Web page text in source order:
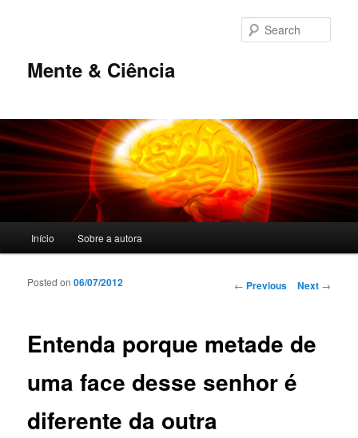
Mente & Ciência
Skip to primary content
Skip to secondary content
Início Sobre a autora
Post navigation
← Previous Next →
Entenda porque metade de
uma face desse senhor é
diferente da outra
Posted on06/07/2012